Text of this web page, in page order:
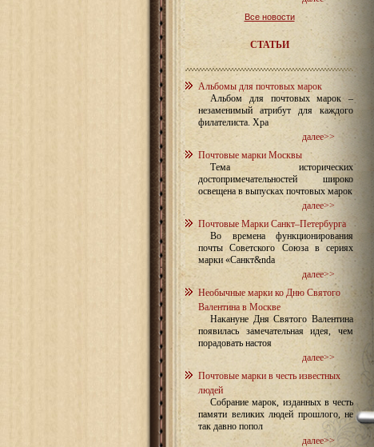
Все новости
СТАТЬИ
Альбомы для почтовых марок
Альбом для почтовых марок –
незаменимый атрибут для каждого
филателиста. Хра
далее>>
Почтовые марки Москвы
Тема исторических
достопримечательностей широко
освещена в выпусках почтовых марок
далее>>
Почтовые Марки Санкт–Петербурга
Во времена функционирования
почты Советского Союза в сериях
марки «Санкт&nda
далее>>
Необычные марки ко Дню Святого
Валентина в Москве
Накануне Дня Святого Валентина
появилась замечательная идея, чем
порадовать настоя
далее>>
Почтовые марки в честь известных
людей
Собрание марок, изданных в честь
памяти великих людей прошлого, не
так давно попол
далее>>